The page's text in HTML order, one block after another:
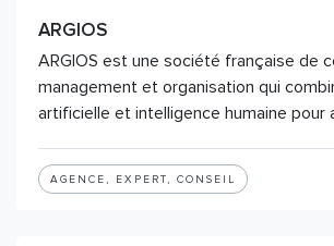
ARGIOS
ARGIOS est une société française de
management et organisation qui
artificielle et intelligence humaine pour
AGENCE, EXPERT, CONSEIL